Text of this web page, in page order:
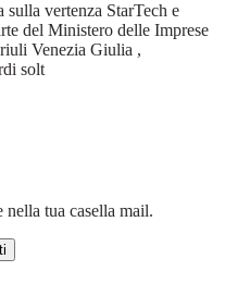
vertenza StarTech e
del Ministero delle Imprese
Venezia Giulia ,
solt
tua casella mail.